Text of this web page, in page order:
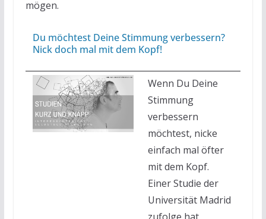
mögen.
Du möchtest Deine Stimmung verbessern?
Nick doch mal mit dem Kopf!
Wenn Du Deine
Stimmung
verbessern
möchtest, nicke
einfach mal öfter
mit dem Kopf.
Einer Studie der
Universität Madrid